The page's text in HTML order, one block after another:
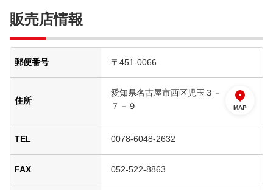
販売店情報
郵便番号 〒451-0066
住所
愛知県名古屋市西区児玉３－
７－９
MAP
TEL 0078-6048-2632
FAX 052-522-8863